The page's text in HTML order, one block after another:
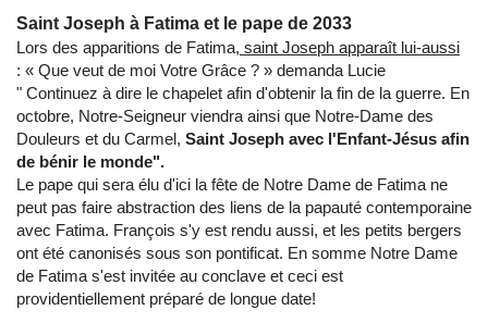
Saint Joseph à Fatima et le pape de 2033
Lors des apparitions de Fatima, saint Joseph apparaît lui-aussi
: « Que veut de moi Votre Grâce ? » demanda Lucie
" Continuez à dire le chapelet afin d'obtenir la fin de la guerre. En
octobre, Notre-Seigneur viendra ainsi que Notre-Dame des
Douleurs et du Carmel, Saint Joseph avec l'Enfant-Jésus afin
de bénir le monde".
Le pape qui sera élu d'ici la fête de Notre Dame de Fatima ne
peut pas faire abstraction des liens de la papauté contemporaine
avec Fatima. François s'y est rendu aussi, et les petits bergers
ont été canonisés sous son pontificat. En somme Notre Dame
de Fatima s'est invitée au conclave et ceci est
providentiellement préparé de longue date!